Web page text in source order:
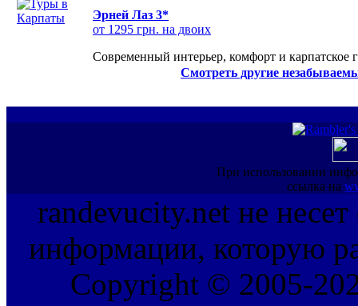
Эрней Лаз 3*
от 1295 грн. на двоих
Современный интерьер, комфорт и карпатское
Смотреть другие
При использовании
ссылка на
randevucity.net не несет
информации, которую
Copyright © 2005-